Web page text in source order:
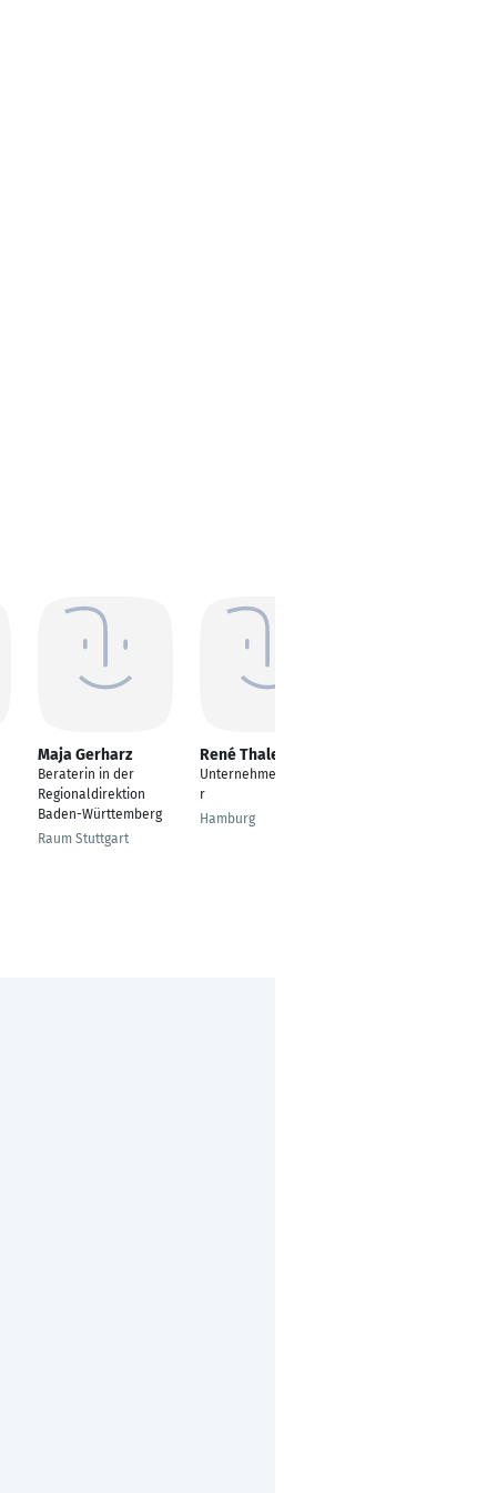
Maja Gerharz
Beraterin in der
Regionaldirektion
Baden-Württemberg
Raum Stuttgart
René Thaler
Unternehmensberate
r
Hamburg